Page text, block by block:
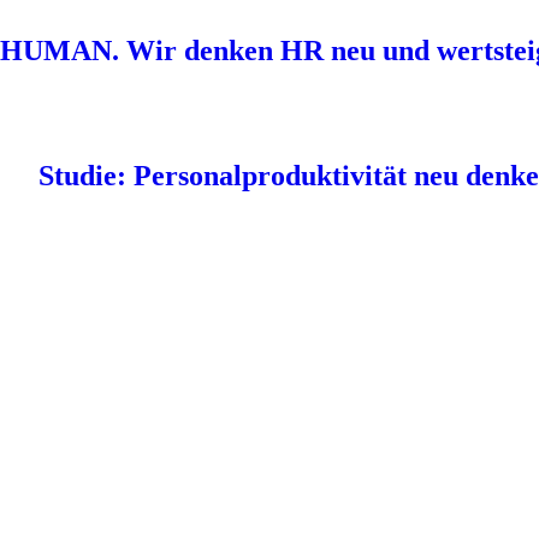
HUMAN. Wir denken HR neu und
Studie: Personalproduktivität neu